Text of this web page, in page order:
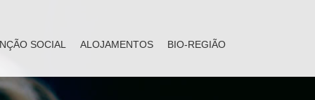
SOCIAL ALOJAMENTOS BIO-REGIÃO